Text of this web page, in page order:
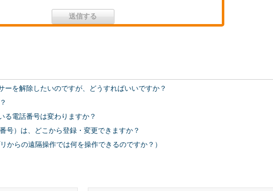
を解除したいのですが、どうすればいいですか？
る電話番号は変わりますか？
号）は、どこから登録・変更できますか？
からの遠隔操作では何を操作できるのですか？）